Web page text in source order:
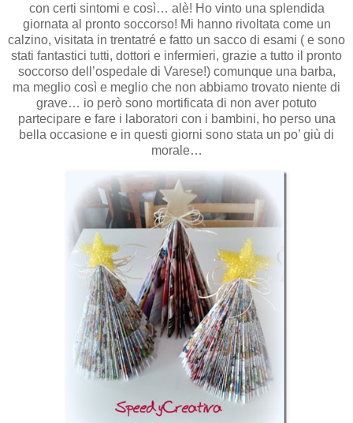
con certi sintomi e così… alè! Ho vinto una splendida
giornata al pronto soccorso! Mi hanno rivoltata come un
calzino, visitata in trentatré e fatto un sacco di esami ( e sono
stati fantastici tutti, dottori e infermieri, grazie a tutto il pronto
soccorso dell’ospedale di Varese!) comunque una barba,
ma meglio così e meglio che non abbiamo trovato niente di
grave… io però sono mortificata di non aver potuto
partecipare e fare i laboratori con i bambini, ho perso una
bella occasione e in questi giorni sono stata un po’ giù di
morale…